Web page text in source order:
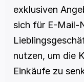
exklusiven
sich für E-Mail-
nutzen, um die
Einkäufe zu